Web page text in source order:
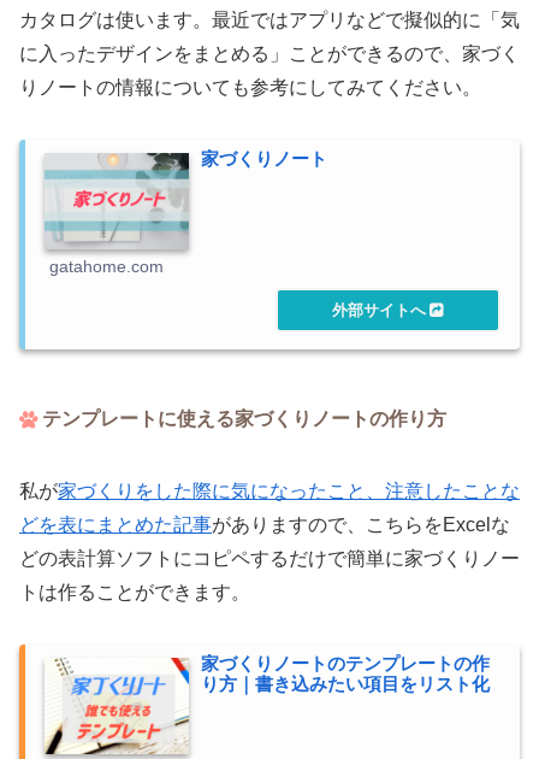
カタログは使います。最近ではアプリなどで擬似的に「気
に入ったデザインをまとめる」ことができるので、家づく
りノートの情報についても参考にしてみてください。
家づくりノート
gatahome.com
テンプレートに使える家づくりノートの作り方
私が家づくりをした際に気になったこと、注意したことな
どを表にまとめた記事がありますので、こちらをExcelな
どの表計算ソフトにコピペするだけで簡単に家づくりノー
トは作ることができます。
家づくりノートのテンプレートの作
り方｜書き込みたい項目をリスト化